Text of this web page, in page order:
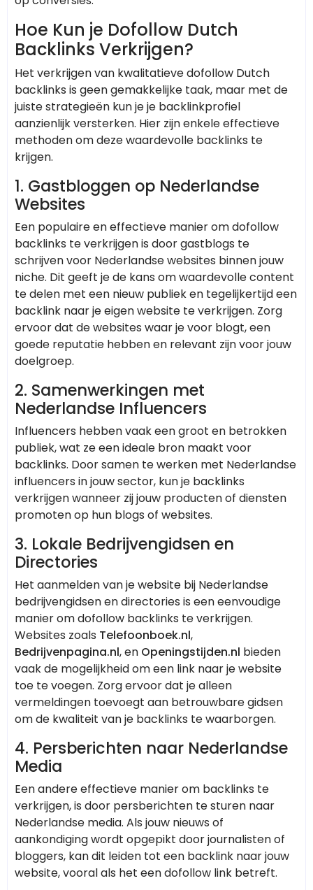
Hoe Kun je Dofollow Dutch
Backlinks Verkrijgen?
Het verkrijgen van kwalitatieve dofollow Dutch
backlinks is geen gemakkelijke taak, maar met de
juiste strategieën kun je je backlinkprofiel
aanzienlijk versterken. Hier zijn enkele effectieve
methoden om deze waardevolle backlinks te
krijgen.
1. Gastbloggen op Nederlandse
Websites
Een populaire en effectieve manier om dofollow
backlinks te verkrijgen is door gastblogs te
schrijven voor Nederlandse websites binnen jouw
niche. Dit geeft je de kans om waardevolle content
te delen met een nieuw publiek en tegelijkertijd een
backlink naar je eigen website te verkrijgen. Zorg
ervoor dat de websites waar je voor blogt, een
goede reputatie hebben en relevant zijn voor jouw
doelgroep.
2. Samenwerkingen met
Nederlandse Influencers
Influencers hebben vaak een groot en betrokken
publiek, wat ze een ideale bron maakt voor
backlinks. Door samen te werken met Nederlandse
influencers in jouw sector, kun je backlinks
verkrijgen wanneer zij jouw producten of diensten
promoten op hun blogs of websites.
3. Lokale Bedrijvengidsen en
Directories
Het aanmelden van je website bij Nederlandse
bedrijvengidsen en directories is een eenvoudige
manier om dofollow backlinks te verkrijgen.
Websites zoals Telefoonboek.nl,
Bedrijvenpagina.nl, en Openingstijden.nl bieden
vaak de mogelijkheid om een link naar je website
toe te voegen. Zorg ervoor dat je alleen
vermeldingen toevoegt aan betrouwbare gidsen
om de kwaliteit van je backlinks te waarborgen.
4. Persberichten naar Nederlandse
Media
Een andere effectieve manier om backlinks te
verkrijgen, is door persberichten te sturen naar
Nederlandse media. Als jouw nieuws of
aankondiging wordt opgepikt door journalisten of
bloggers, kan dit leiden tot een backlink naar jouw
website, vooral als het een dofollow link betreft.